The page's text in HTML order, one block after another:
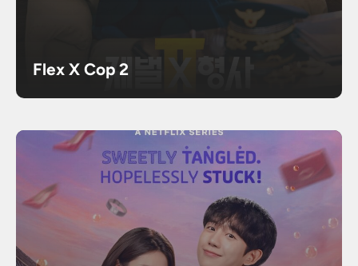
Flex X Cop 2